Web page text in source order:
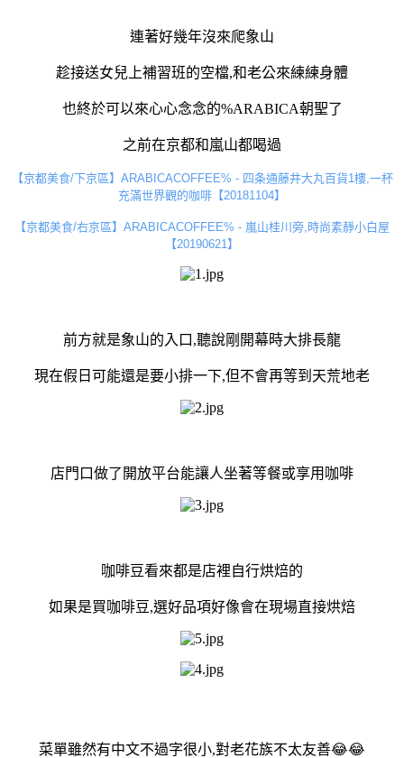
連著好幾年沒來爬象山
趁接送女兒上補習班的空檔,和老公來練練身體
也終於可以來心心念念的%ARABICA朝聖了
之前在京都和嵐山都喝過
【京都美食/下京區】ARABICACOFFEE% - 四条通藤井大丸百貨1樓,一杯
充滿世界觀的咖啡【20181104】
【京都美食/右京區】ARABICACOFFEE% - 嵐山桂川旁,時尚素靜小白屋
【20190621】
前方就是象山的入口,聽說剛開幕時大排長龍
現在假日可能還是要小排一下,但不會再等到天荒地老
店門口做了開放平台能讓人坐著等餐或享用咖啡
咖啡豆看來都是店裡自行烘焙的
如果是買咖啡豆,選好品項好像會在現場直接烘焙
菜單雖然有中文不過字很小,對老花族不太友善😂😂